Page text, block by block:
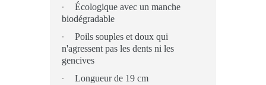
·
Écologique avec un manche
biodégradable
·
Poils souples et doux qui
n'agressent pas les dents ni les
gencives
· Longueur de 19 cm